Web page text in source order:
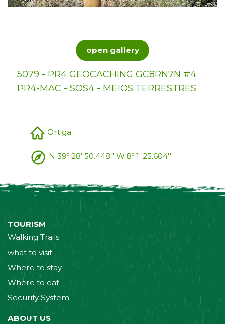
open gallery
5079 - PR4 GEOCACHING GC8RN7N #4
PR4-MAC - SOS4 - MEIOS TERRESTRES
Ortiga
N 39º 28' 50.448'' W 8º 1' 25.604''
TOURISM
Walking Trails
what to visit
Where to stay
Where to eat
Security System
ABOUT US